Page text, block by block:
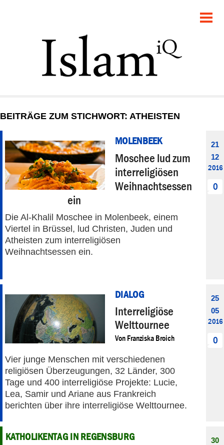
GESELLSCHAFT
STARTSEITE
DEBATTE
PANORAMA
BEITRÄGE ZUM STICHWORT: ATHEISTEN
MOLENBEEK
Moschee lud zum
interreligiösen
Weihnachtsessen
ein
Die Al-Khalil Moschee in Molenbeek, einem
Viertel in Brüssel, lud Christen, Juden und
Atheisten zum interreligiösen
Weihnachtsessen ein.
21
12
2016
0
DIALOG
Interreligiöse
Welttournee
Von Franziska Broich
Vier junge Menschen mit verschiedenen
religiösen Überzeugungen, 32 Länder, 300
Tage und 400 interreligiöse Projekte: Lucie,
Lea, Samir und Ariane aus Frankreich
berichten über ihre interreligiöse Welttournee.
25
05
2016
0
KATHOLIKENTAG IN REGENSBURG
30